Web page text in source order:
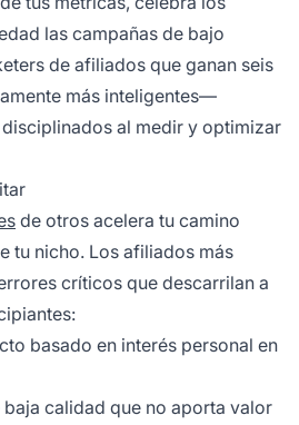
las campañas de bajo
de afiliados que ganan seis
más inteligentes—
al medir y optimizar
de otros acelera tu camino
tu nicho. Los afiliados más
críticos que descarrilan a
basado en interés personal en
calidad que no aporta valor